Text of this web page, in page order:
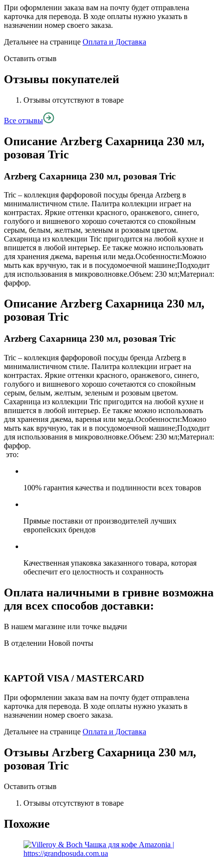
При оформлении заказа вам на почту будет отправлена
карточка для перевода. В ходе оплаты нужно указать в
назначении номер своего заказа.
Детальнее на странице Оплата и Доставка
Оставить отзыв
Отзывы покупателей
Отзывы отсутствуют в товаре
Все отзывы
Описание Arzberg Сахарница 230 мл,
розовая Tric
Arzberg Сахарница 230 мл, розовая Tric
Tric – коллекция фарфоровой посуды бренда Arzberg в
минималистичном стиле. Палитра коллекции играет на
контрастах. Яркие оттенки красного, оранжевого, синего,
голубого и вишневого хорошо сочетаются со спокойным
серым, белым, желтым, зеленым и розовым цветом.
Сахарница из коллекции Tric пригодится на любой кухне и
впишется в любой интерьер. Ее также можно использовать
для хранения джема, варенья или меда.Особенности:Можно
мыть как вручную, так и в посудомоечной машине;Подходит
для использования в микроволновке.Объем: 230 мл;Материал:
фарфор.
Описание Arzberg Сахарница 230 мл,
розовая Tric
Arzberg Сахарница 230 мл, розовая Tric
Tric – коллекция фарфоровой посуды бренда Arzberg в
минималистичном стиле. Палитра коллекции играет на
контрастах. Яркие оттенки красного, оранжевого, синего,
голубого и вишневого хорошо сочетаются со спокойным
серым, белым, желтым, зеленым и розовым цветом.
Сахарница из коллекции Tric пригодится на любой кухне и
впишется в любой интерьер. Ее также можно использовать
для хранения джема, варенья или меда.Особенности:Можно
мыть как вручную, так и в посудомоечной машине;Подходит
для использования в микроволновке.Объем: 230 мл;Материал:
фарфор.
это:
100% гарантия качества и подлинности всех товаров
Прямые поставки от производителей лучших
европейских брендов
Качественная упаковка заказанного товара, которая
обеспечит его целостность и сохранность
Оплата наличными в гривне возможна
для всех способов доставки:
В нашем магазине или точке выдачи
В отделении Новой почты
КАРТОЙ VISA / MASTERCARD
При оформлении заказа вам на почту будет отправлена
карточка для перевода. В ходе оплаты нужно указать в
назначении номер своего заказа.
Детальнее на странице Оплата и Доставка
Отзывы Arzberg Сахарница 230 мл,
розовая Tric
Оставить отзыв
Отзывы отсутствуют в товаре
Похожие